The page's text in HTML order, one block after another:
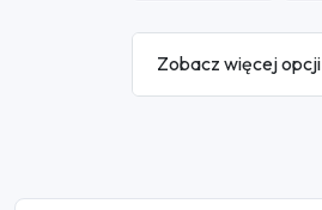
Zobacz więcej opcji